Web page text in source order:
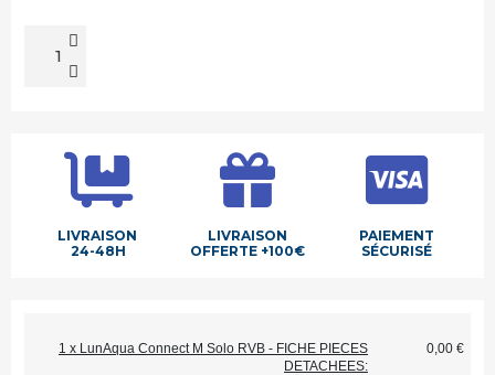
LIVRAISON
24-48H
LIVRAISON
OFFERTE +100€
PAIEMENT
SÉCURISÉ
1 x LunAqua Connect M Solo RVB​ - FICHE PIECES
DETACHEES:
0,00 €